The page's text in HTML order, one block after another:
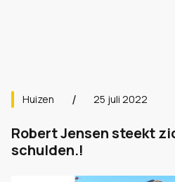
Huizen 25 juli 2022
Robert Jensen steekt
schulden.!